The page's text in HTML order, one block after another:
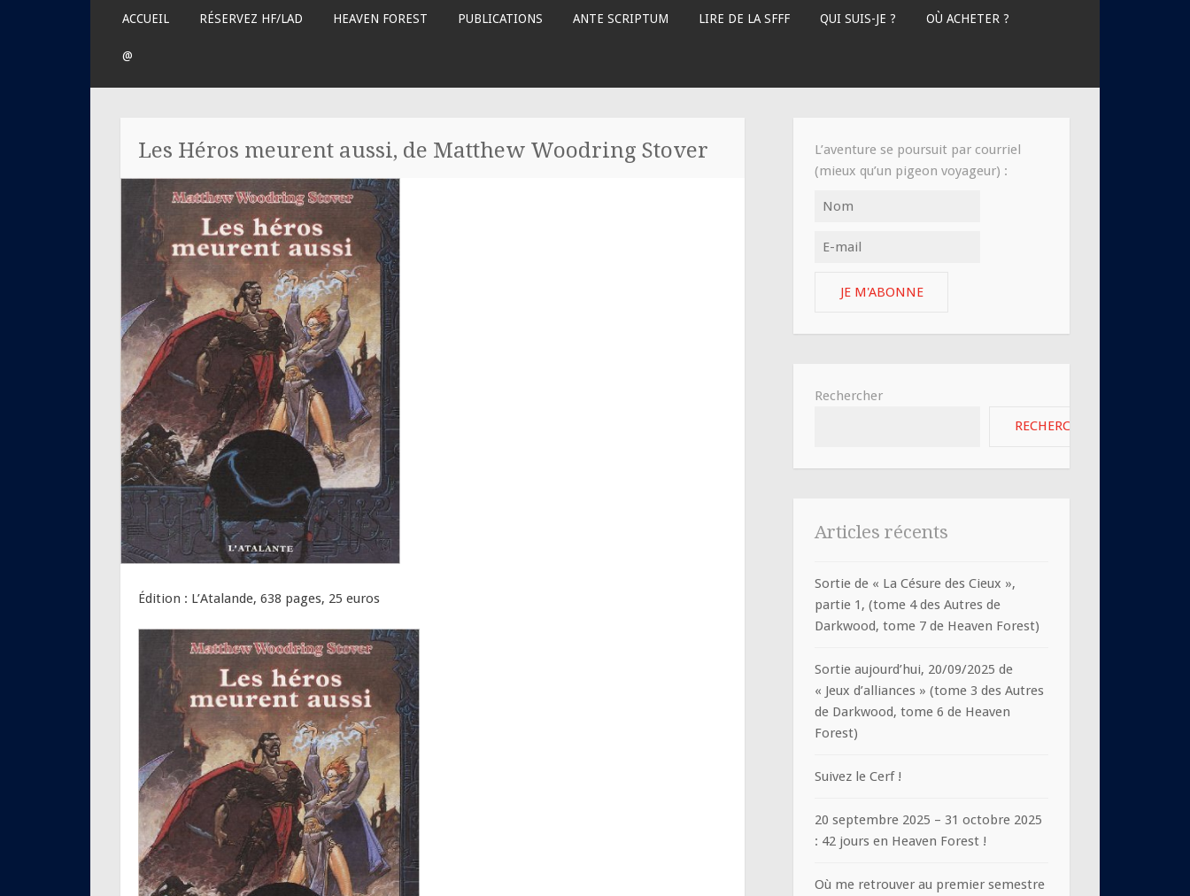
ACCUEIL RÉSERVEZ HF/LAD HEAVEN FOREST PUBLICATIONS ANTE SCRIPTUM LIRE DE LA SFFF QUI SUIS-JE ? OÙ ACHETER ?
@
Les Héros meurent aussi, de Matthew Woodring Stover
Édition : L’Atalande, 638 pages, 25 euros
L’aventure se poursuit par courriel
(mieux qu’un pigeon voyageur) :
JE M'ABONNE
Rechercher
RECHERCHER
Articles récents
Sortie de « La Césure des Cieux »,
partie 1, (tome 4 des Autres de
Darkwood, tome 7 de Heaven Forest)
Sortie aujourd’hui, 20/09/2025 de
« Jeux d’alliances » (tome 3 des Autres
de Darkwood, tome 6 de Heaven
Forest)
Suivez le Cerf !
20 septembre 2025 – 31 octobre 2025
: 42 jours en Heaven Forest !
Où me retrouver au premier semestre